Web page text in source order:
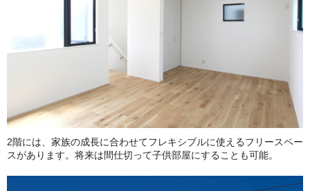
2階には、家族の成長に合わせてフレキシブルに使えるフリースペー
スがあります。将来は間仕切って子供部屋にすることも可能。